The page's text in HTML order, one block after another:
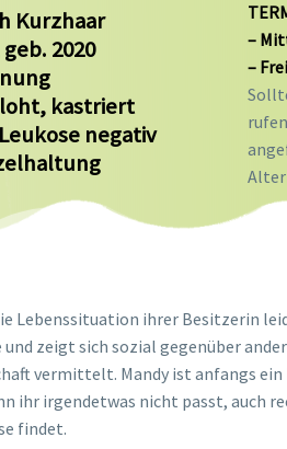
Kurzhaar
2020
kastriert
negativ
–
–
Lebenssituation ihrer Besitzerin
zeigt sich sozial gegenüber
vermittelt. Mandy ist anfangs ein
ihr irgendetwas nicht passt, auch
findet.